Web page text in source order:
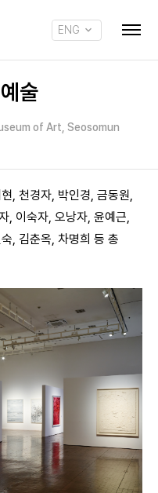
ENG
술
of Art, Seosomun
, 천경자, 박인경, 금동원,
, 이숙자, 오낭자, 윤예근,
, 김춘옥, 차명희 등 총